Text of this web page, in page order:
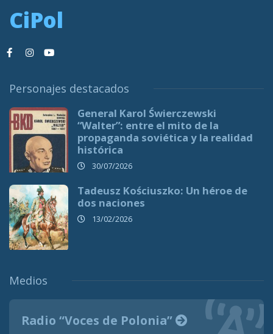
CiPol
Personajes destacados
General Karol Świerczewski
“Walter”: entre el mito de la
propaganda soviética y la realidad
histórica
30/07/2026
Tadeusz Kościuszko: Un héroe de
dos naciones
13/02/2026
Medios
Radio “Voces de Polonia”